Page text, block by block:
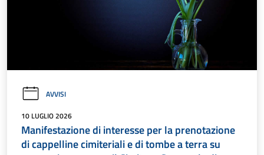
AVVISI
10 LUGLIO 2026
Manifestazione di interesse per la prenotazione
di cappelline cimiteriali e di tombe a terra su